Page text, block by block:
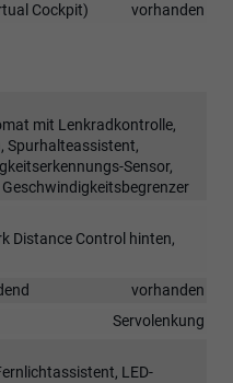
Cockpit)
vorhanden
mit Lenkradkontrolle,
Spurhalteassistent,
Sensor,
Distance Control hinten,
vorhanden
Servolenkung
LED-